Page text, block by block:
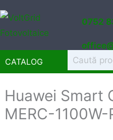
conținut
0752
CATALOG
Huawei Smart
MERC-